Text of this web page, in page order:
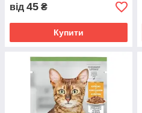
від 45 ₴
Купити